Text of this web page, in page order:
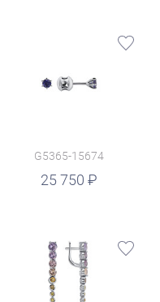
G5365-15674
25 750